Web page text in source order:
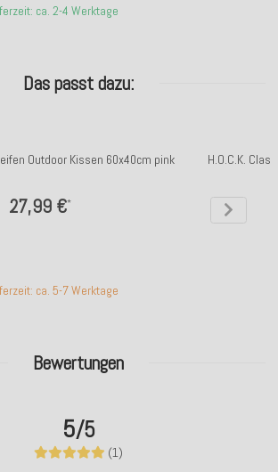
Bewertungen
5/5
(1)
ca. 2-4 Werktage
Das passt dazu:
Outdoor Kissen 60x40cm pink
27,99 €*
ca. 5-7 Werktage
H.O.C.K.